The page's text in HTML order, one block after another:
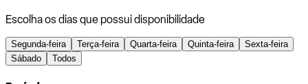
Escolha os dias que possui disponibilidade
Segunda-feira Terça-feira Quarta-feira Quinta-feira
Sexta-feira
Sábado
Todos